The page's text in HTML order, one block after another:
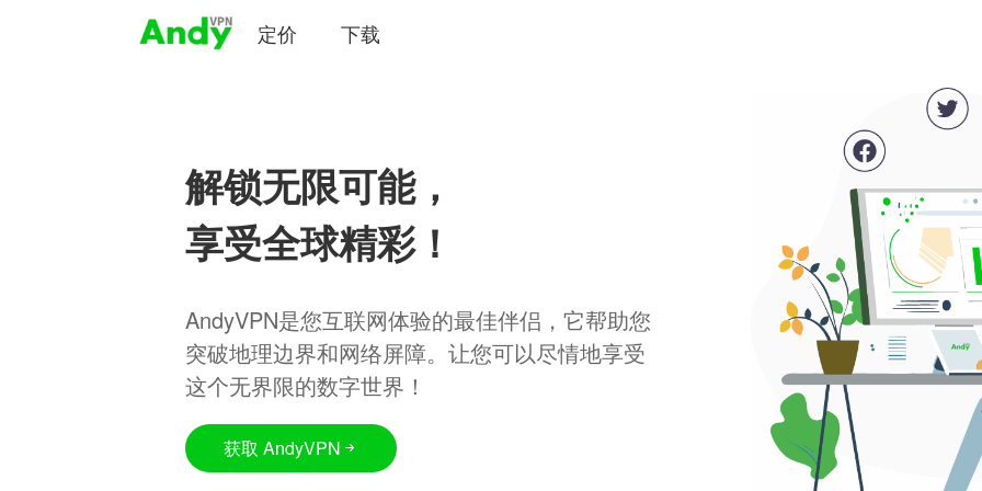
定价 下载
解锁无限可能，
享受全球精彩！
AndyVPN是您互联网体验的最佳伴侣，它帮助您
突破地理边界和网络屏障。让您可以尽情地享受
这个无界限的数字世界！
获取 AndyVPN